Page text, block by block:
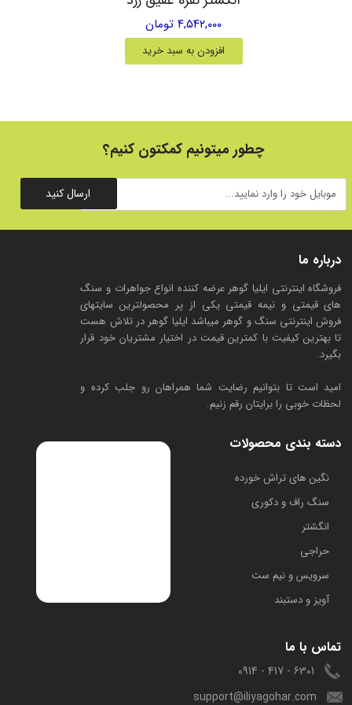
۴,۵۴۲,۰۰۰ تومان
افزودن به سبد خرید
درباره ما
فروشگاه اینترنتی ایلیا گوهر عرضه کننده انواع جواهرات و سنگ
های قیمتی و نیمه قیمتی یکی از پر محصولترین سایتهای
فروش اینترنتی سنگ و گوهر میباشد ایلیا گوهر در تلاش هست
تا بهترین کیفیت با کمترین قیمت در اختیار مشتریان خود قرار
بگیرد.
امید است تا بتوانیم رضایت شما همراهان رو جلب کرده و
لحظات خوبی را برایتان رقم زنیم.
دسته بندی محصولات
​نگین های تراش خورده
سنگ راف و دکوری
انگشتر
حراجی
سرویس و نیم ست
آویز و دستبند
تماس با ما
6301 - 417 - 0914
support@iliyagohar.com
چطور میتونیم کمکتون کنیم؟
ارسال کنید